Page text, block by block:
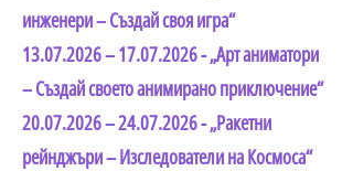
инженери – Създай своя игра“
13.07.2026–17.07.2026- „Арт аниматори
– Създай своето анимирано приключение“
20.07.2026–24.07.2026- „Ракетни
рейнджъри – Изследователи на Космоса“